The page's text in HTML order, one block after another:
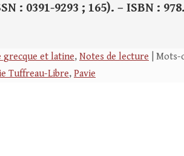
: 0391-9293 ; 165). – ISBN :
et latine, Notes de lecture | Mots-
Tuffreau-Libre, Pavie